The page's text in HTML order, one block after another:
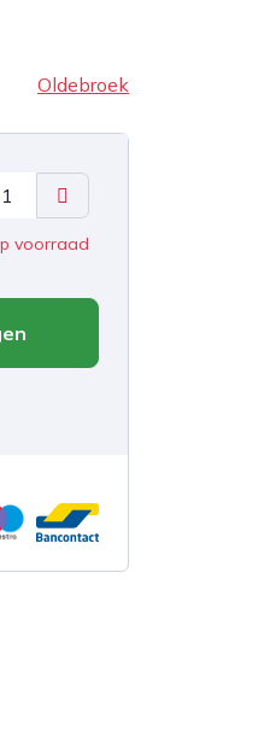
Oldebroek
voorraad